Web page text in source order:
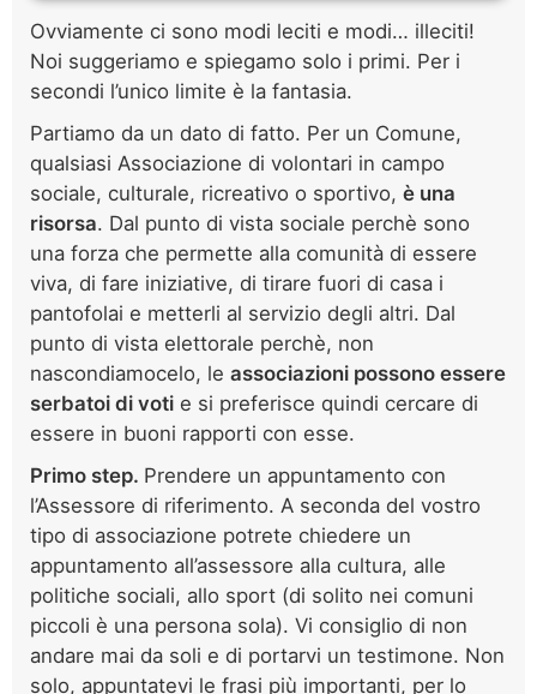
Ovviamente ci sono modi leciti e modi… illeciti!
Noi suggeriamo e spiegamo solo i primi. Per i
secondi l’unico limite è la fantasia.
Partiamo da un dato di fatto. Per un Comune,
qualsiasi Associazione di volontari in campo
sociale, culturale, ricreativo o sportivo, è una
risorsa. Dal punto di vista sociale perchè sono
una forza che permette alla comunità di essere
viva, di fare iniziative, di tirare fuori di casa i
pantofolai e metterli al servizio degli altri. Dal
punto di vista elettorale perchè, non
nascondiamocelo, le associazioni possono essere
serbatoi di voti e si preferisce quindi cercare di
essere in buoni rapporti con esse.
Primo step. Prendere un appuntamento con
l’Assessore di riferimento. A seconda del vostro
tipo di associazione potrete chiedere un
appuntamento all’assessore alla cultura, alle
politiche sociali, allo sport (di solito nei comuni
piccoli è una persona sola). Vi consiglio di non
andare mai da soli e di portarvi un testimone. Non
solo, appuntatevi le frasi più importanti, per lo